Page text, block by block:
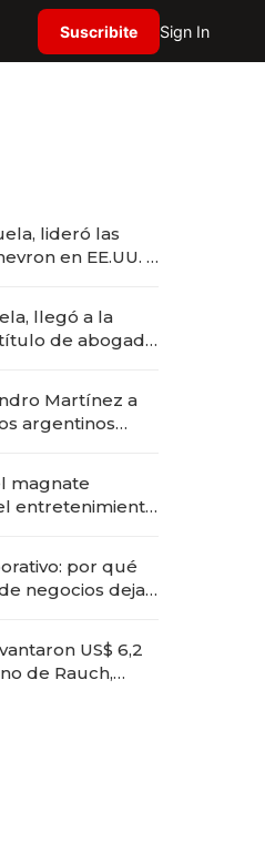
Suscribite Sign In
lideró las
en EE.UU. y
llegó a la
de abogado
Martínez a
argentinos
magnate
entretenimiento
por qué
negocios dejan
US$ 6,2
de Rauch,